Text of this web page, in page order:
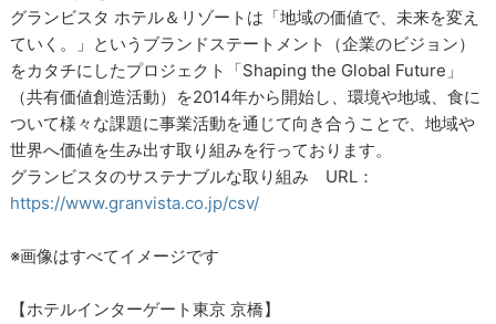
グランビスタ ホテル＆リゾートは「地域の価値で、未来を変え
ていく。」というブランドステートメント（企業のビジョン）
をカタチにしたプロジェクト「Shaping the Global Future」
（共有価値創造活動）を2014年から開始し、環境や地域、食に
ついて様々な課題に事業活動を通じて向き合うことで、地域や
世界へ価値を生み出す取り組みを行っております。
グランビスタのサステナブルな取り組み URL：
https://www.granvista.co.jp/csv/
※画像はすべてイメージです
【ホテルインターゲート東京 京橋】